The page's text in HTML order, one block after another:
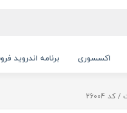
اکسسوری برنامه اندروید
26004